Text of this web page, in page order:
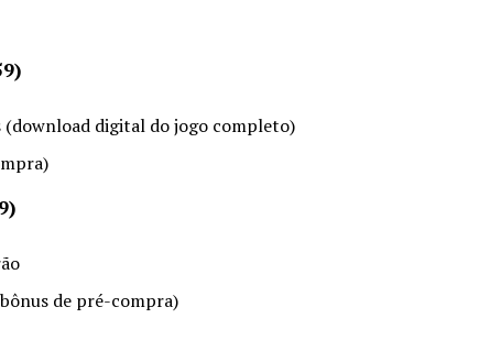
digital do jogo completo)
de pré-compra)